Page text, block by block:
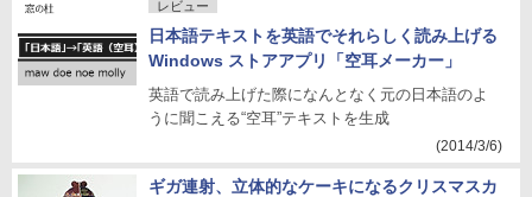
レビュー
日本語テキストを英語でそれらしく読み上げる
Windows ストアアプリ「空耳メーカー」
英語で読み上げた際になんとなく元の日本語のよ
うに聞こえる“空耳”テキストを生成
(2014/3/6)
ギガ連射、立体的なケーキになるクリスマスカ